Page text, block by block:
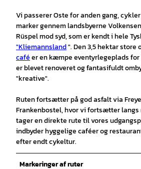
Vi passerer Oste for anden gang,
marker gennem landsbyerne
Rüspel mod syd, som er kendt i hele
"Kliemannsland". Den 3,5 hektar store
caféer en kæmpe eventyrlegeplads for
er blevet renoveret og fantasifuldt
"kreative".
Ruten fortsætter på god asfalt via
Frankenbostel, hvor vi fortsætter langs
tager en direkte rute til vores
indbyder hyggelige caféer og
efter endt cykeltur.
Markeringer af ruter